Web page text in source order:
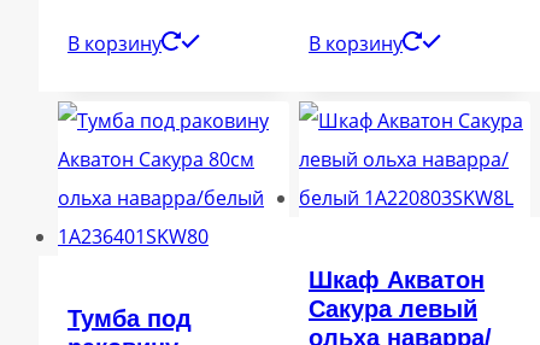
В корзину В корзину
Тумба под
Шкаф Акватон
Сакура левый
ольха наварра/